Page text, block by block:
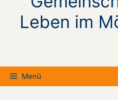
Leben im
Menü